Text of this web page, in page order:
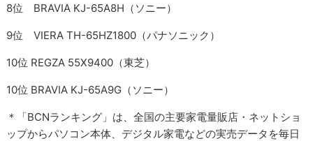
8位 BRAVIA KJ-65A8H（ソニー）
9位 VIERA TH-65HZ1800（パナソニック）
10位 REGZA 55X9400（東芝）
10位 BRAVIA KJ-65A9G（ソニー）
＊「BCNランキング」は、全国の主要家電量販店・ネットショ
ップからパソコン本体、デジタル家電などの実売データを毎日